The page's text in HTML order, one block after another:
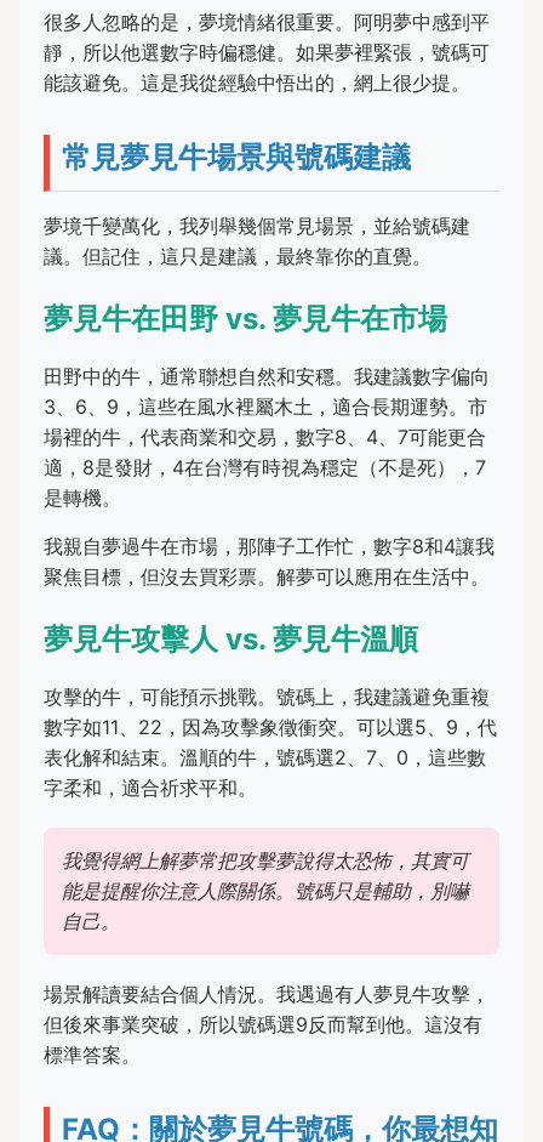
很多人忽略的是，夢境情緒很重要。阿明夢中感到平
靜，所以他選數字時偏穩健。如果夢裡緊張，號碼可
能該避免。這是我從經驗中悟出的，網上很少提。
常見夢見牛場景與號碼建議
夢境千變萬化，我列舉幾個常見場景，並給號碼建
議。但記住，這只是建議，最終靠你的直覺。
夢見牛在田野 vs. 夢見牛在市場
田野中的牛，通常聯想自然和安穩。我建議數字偏向
3、6、9，這些在風水裡屬木土，適合長期運勢。市
場裡的牛，代表商業和交易，數字8、4、7可能更合
適，8是發財，4在台灣有時視為穩定（不是死），7
是轉機。
我親自夢過牛在市場，那陣子工作忙，數字8和4讓我
聚焦目標，但沒去買彩票。解夢可以應用在生活中。
夢見牛攻擊人 vs. 夢見牛溫順
攻擊的牛，可能預示挑戰。號碼上，我建議避免重複
數字如11、22，因為攻擊象徵衝突。可以選5、9，代
表化解和結束。溫順的牛，號碼選2、7、0，這些數
字柔和，適合祈求平和。
我覺得網上解夢常把攻擊夢說得太恐怖，其實可
能是提醒你注意人際關係。號碼只是輔助，別嚇
自己。
場景解讀要結合個人情況。我遇過有人夢見牛攻擊，
但後來事業突破，所以號碼選9反而幫到他。這沒有
標準答案。
FAQ：關於夢見牛號碼，你最想知